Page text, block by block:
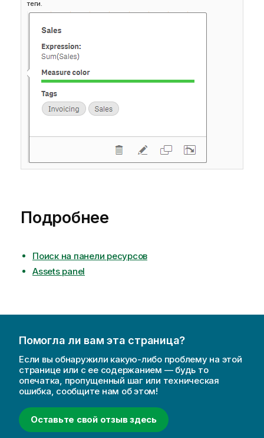
к
а
к
теги.
Подробнее
Поиск на панели ресурсов
Assets panel
Помогла ли вам эта страница?
Если вы обнаружили какую-либо проблему на этой
странице или с ее содержанием — будь то
опечатка, пропущенный шаг или техническая
ошибка, сообщите нам об этом!
Оставьте свой отзыв здесь